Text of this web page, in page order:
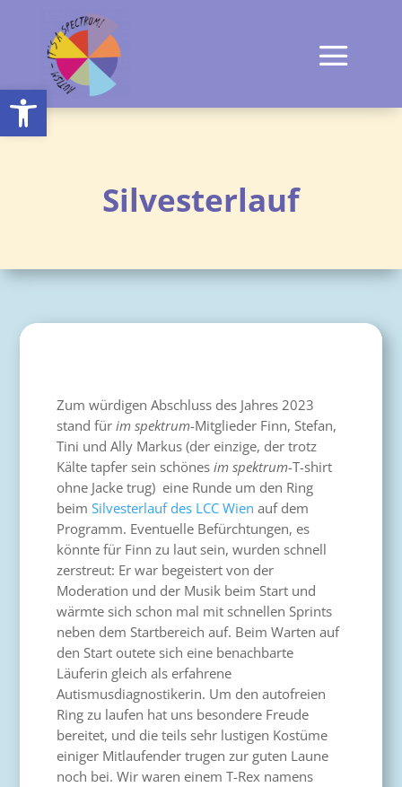
Open toolbar
Silvesterlauf
Zum würdigen Abschluss des Jahres 2023
stand für im spektrum-Mitglieder Finn, Stefan,
Tini und Ally Markus (der einzige, der trotz
Kälte tapfer sein schönes im spektrum-T-shirt
ohne Jacke trug) eine Runde um den Ring
beim Silvesterlauf des LCC Wien auf dem
Programm. Eventuelle Befürchtungen, es
könnte für Finn zu laut sein, wurden schnell
zerstreut: Er war begeistert von der
Moderation und der Musik beim Start und
wärmte sich schon mal mit schnellen Sprints
neben dem Startbereich auf. Beim Warten auf
den Start outete sich eine benachbarte
Läuferin gleich als erfahrene
Autismusdiagnostikerin. Um den autofreien
Ring zu laufen hat uns besondere Freude
bereitet, und die teils sehr lustigen Kostüme
einiger Mitlaufender trugen zur guten Laune
noch bei. Wir waren einem T-Rex namens